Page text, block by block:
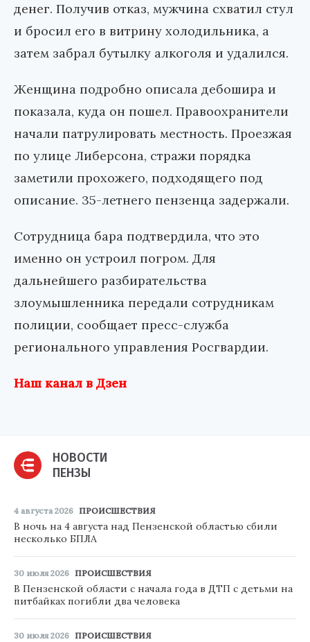
денег. Получив отказ, мужчина схватил стул
и бросил его в витрину холодильника, а
затем забрал бутылку алкоголя и удалился.
Женщина подробно описала дебошира и
показала, куда он пошел. Правоохранители
начали патрулировать местность. Проезжая
по улице Либерсона, стражи порядка
заметили прохожего, подходящего под
описание. 35-летнего пензенца задержали.
Сотрудница бара подтвердила, что это
именно он устроил погром. Для
дальнейшего разбирательства
злоумышленника передали сотрудникам
полиции, сообщает пресс-служба
регионального управления Росгвардии.
Наш канал в Дзен
НОВОСТИ
ПЕНЗЫ
4 августа 2026 ПРОИСШЕСТВИЯ
В ночь на 4 августа над Пензенской областью сбили
несколько БПЛА
30 июля 2026 ПРОИСШЕСТВИЯ
В Пензенской области с начала года в ДТП с детьми на
питбайках погибли два человека
30 июля 2026 ПРОИСШЕСТВИЯ